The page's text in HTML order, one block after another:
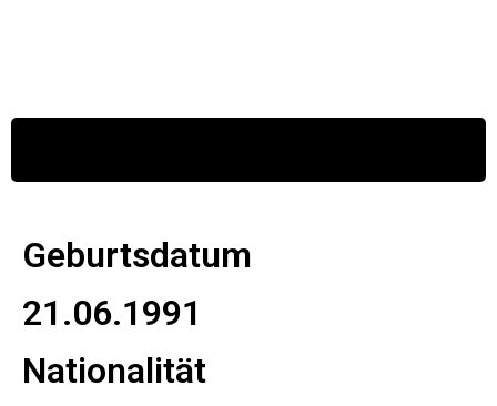
Geburtsdatum
21.06.1991
Nationalität